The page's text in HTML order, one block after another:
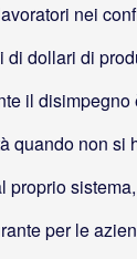
nei
di dollari di
il
quando non si
proprio
per le